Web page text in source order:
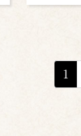
固
定
1